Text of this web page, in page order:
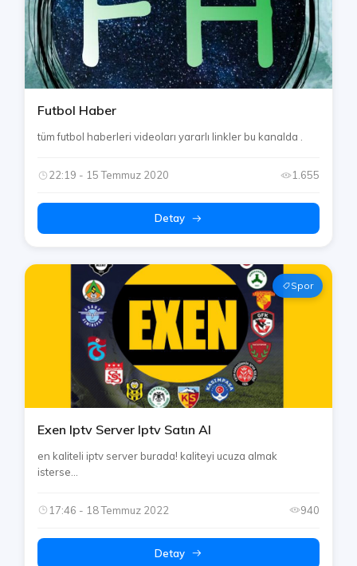
Futbol Haber
tüm futbol haberleri videoları yararlı linkler bu kanalda .
22:19 - 15 Temmuz 2020 1.655
Detay
Spor
Exen Iptv Server Iptv Satın Al
en kaliteli iptv server burada! kaliteyi ucuza almak
isterse...
17:46 - 18 Temmuz 2022 940
Detay